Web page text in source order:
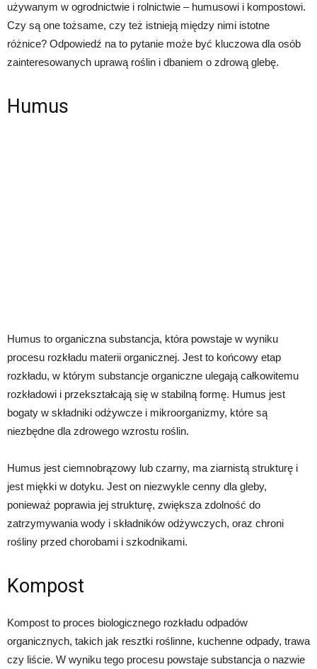
używanym w ogrodnictwie i rolnictwie – humusowi i kompostowi.
Czy są one tożsame, czy też istnieją między nimi istotne
różnice? Odpowiedź na to pytanie może być kluczowa dla osób
zainteresowanych uprawą roślin i dbaniem o zdrową glebę.
Humus
Humus to organiczna substancja, która powstaje w wyniku
procesu rozkładu materii organicznej. Jest to końcowy etap
rozkładu, w którym substancje organiczne ulegają całkowitemu
rozkładowi i przekształcają się w stabilną formę. Humus jest
bogaty w składniki odżywcze i mikroorganizmy, które są
niezbędne dla zdrowego wzrostu roślin.
Humus jest ciemnobrązowy lub czarny, ma ziarnistą strukturę i
jest miękki w dotyku. Jest on niezwykle cenny dla gleby,
ponieważ poprawia jej strukturę, zwiększa zdolność do
zatrzymywania wody i składników odżywczych, oraz chroni
rośliny przed chorobami i szkodnikami.
Kompost
Kompost to proces biologicznego rozkładu odpadów
organicznych, takich jak resztki roślinne, kuchenne odpady, trawa
czy liście. W wyniku tego procesu powstaje substancja o nazwie